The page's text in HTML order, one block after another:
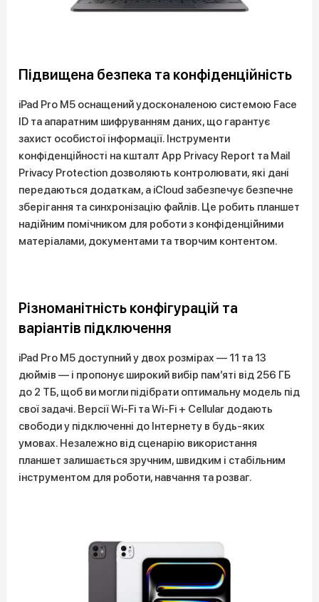
Підвищена безпека та конфіденційність
iPad Pro M5 оснащений удосконаленою системою Face
ID та апаратним шифруванням даних, що гарантує
захист особистої інформації. Інструменти
конфіденційності на кшталт App Privacy Report та Mail
Privacy Protection дозволяють контролювати, які дані
передаються додаткам, а iCloud забезпечує безпечне
зберігання та синхронізацію файлів. Це робить планшет
надійним помічником для роботи з конфіденційними
матеріалами, документами та творчим контентом.
Різноманітність конфігурацій та
варіантів підключення
iPad Pro M5 доступний у двох розмірах — 11 та 13
дюймів — і пропонує широкий вибір пам’яті від 256 ГБ
до 2 ТБ, щоб ви могли підібрати оптимальну модель під
свої задачі. Версії Wi-Fi та Wi-Fi + Cellular додають
свободи у підключенні до Інтернету в будь-яких
умовах. Незалежно від сценарію використання
планшет залишається зручним, швидким і стабільним
інструментом для роботи, навчання та розваг.